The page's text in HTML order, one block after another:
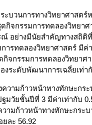
ะบวนการทางวิทยาศาสตร์
กิจกรรมการทดลองวิทยาศ
อย่างมีนัยสำคัญทางสถิติ
ารทดลองวิทยาศาสตร์ มีค่
กิจกรรมการทดลองวิทยาศ
งระดับพัฒนาการเฉลี่ยเท่า
วามก้าวหน้าทางทักษะกระ
มวัยชั้นปีที่ 3 มีค่าเท่ากับ
ามก้าวหน้าทางทักษะกระบ
ละ 56.92